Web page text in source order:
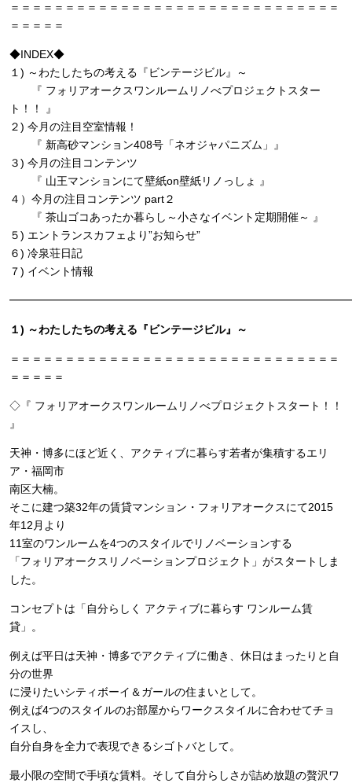
＝＝＝＝＝＝＝＝＝＝＝＝＝＝＝＝＝＝＝＝＝＝＝＝＝＝＝＝＝＝
＝＝＝＝＝
◆INDEX◆
１) ～わたしたちの考える『ビンテージビル』～
『 フォリアオークスワンルームリノべプロジェクトスター
ト！！ 』
２) 今月の注目空室情報！
『 新高砂マンション408号「ネオジャパニズム」』
３) 今月の注目コンテンツ
『 山王マンションにて壁紙on壁紙リノっしょ 』
４）今月の注目コンテンツ part２
『 茶山ゴコあったか暮らし～小さなイベント定期開催～ 』
５) エントランスカフェより”お知らせ”
６) 冷泉荘日記
７) イベント情報
１) ～わたしたちの考える『ビンテージビル』～
＝＝＝＝＝＝＝＝＝＝＝＝＝＝＝＝＝＝＝＝＝＝＝＝＝＝＝＝＝＝
＝＝＝＝＝
◇『 フォリアオークスワンルームリノべプロジェクトスタート！！
』
天神・博多にほど近く、アクティブに暮らす若者が集積するエリ
ア・福岡市
南区大楠。
そこに建つ築32年の賃貸マンション・フォリアオークスにて2015
年12月より
11室のワンルームを4つのスタイルでリノベーションする
「フォリアオークスリノベーションプロジェクト」がスタートしま
した。
コンセプトは「自分らしく アクティブに暮らす ワンルーム賃
貸」。
例えば平日は天神・博多でアクティブに働き、休日はまったりと自
分の世界
に浸りたいシティボーイ＆ガールの住まいとして。
例えば4つのスタイルのお部屋からワークスタイルに合わせてチョ
イスし、
自分自身を全力で表現できるシゴトバとして。
最小限の空間で手頃な賃料。そして自分らしさが詰め放題の贅沢ワ